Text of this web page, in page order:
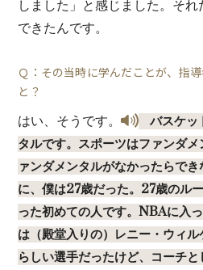
しました」と感じました。そ
できたんです。
Ｑ：その当時に学んだことが、指
と？
はい、そうです。
バスケッ
タルです。スポーツはファンダ
ァンダメンタルがなかったらで
に、僕は27歳だった。27歳のル
った初めての人です。NBAに入
は（殿堂入りの）レニー・ウィ
らしい選手だったけど、コーチと